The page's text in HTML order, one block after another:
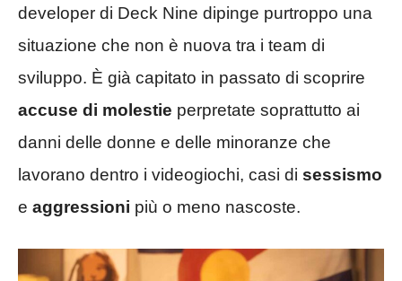
developer di Deck Nine dipinge purtroppo una
situazione che non è nuova tra i team di
sviluppo. È già capitato in passato di scoprire
accuse di molestie perpretate soprattutto ai
danni delle donne e delle minoranze che
lavorano dentro i videogiochi, casi di sessismo
e aggressioni più o meno nascoste.